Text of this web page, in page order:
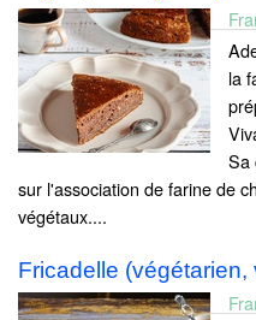
la
Sa
sur l'association de farine de
végétaux....
Fricadelle (végétarien,